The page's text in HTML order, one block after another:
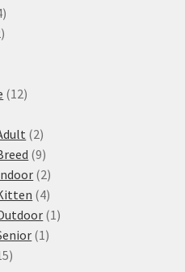
4
produkty
12
1212
22
produkty
99
produktů
22
produkty
44
produkty
1 1
1 1
15